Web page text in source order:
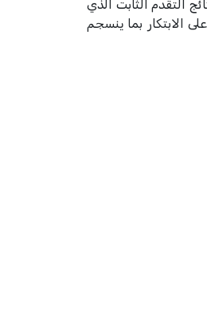
التقدم الثابت الذي
الابتكار بما ينسجم